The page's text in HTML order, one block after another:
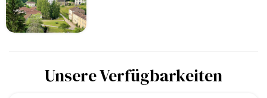
Unsere Verfügbarkeiten